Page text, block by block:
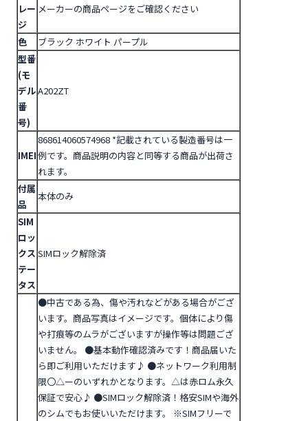
レー
ジ
メーカーの商品ページをご確認ください
色
ブラック ホワイト パープル
型番
(モ
デル
番
号)
A202ZT
IMEI
868614060574968 *記載されている製造番号は一
例です。商品説明の内容と同等する商品が出荷さ
れます。
付属
品
本体のみ
SIM
ロッ
クス
テー
タス
SIMロック解除済
●中古である為、傷や汚れなどがある場合がござ
います。商品写真はイメージです。個体により傷
や打痕等のムラがございますが操作等は問題ござ
いません。
●基本動作確認済みです！商品届いた
ら即ご利用いただけます♪ ●ネットワーク利用制
限〇△ーのいずれかとなります。△は赤ロム永久
保証で安心♪ ●SIMロック解除済！格安SIMや海外
のシムでもお使いいただけます。
※SIMフリーで